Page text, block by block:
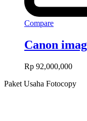
Compare
Canon
Rp 92,000,000
Paket Usaha Fotocopy